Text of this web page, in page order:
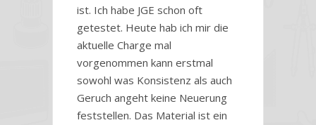
ist. Ich habe JGE schon oft
getestet. Heute hab ich mir die
aktuelle Charge mal
vorgenommen kann erstmal
sowohl was Konsistenz als auch
Geruch angeht keine Neuerung
feststellen. Das Material ist ein